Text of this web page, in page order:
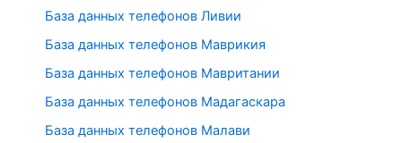
База данных телефонов Ливии
База данных телефонов Маврикия
База данных телефонов Мавритании
База данных телефонов Мадагаскара
База данных телефонов Малави